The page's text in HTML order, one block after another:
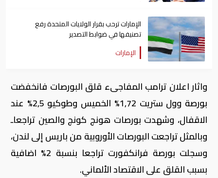
الإمارات ترحب بقرار الولايات المتحدة رفع
تصنيفها في ضوابط التصدير
الإمارات
واثار اعلان ترامب المفاجىء قلق البورصات فانخفضت
بورصة وول ستريت 1,72% الخميس وطوكيو 2,5% عند
الاقفال، وشهدت بورصات هونج كونج والصين تراجعاـ
وبالمثل تراجعت البورصات الأوروبية من باريس إلى لندن،
وسجلت بورصة فرانكفورت تراجعا بنسبة 2% اضافية
بسبب القلق على الاقتصاد الألماني.